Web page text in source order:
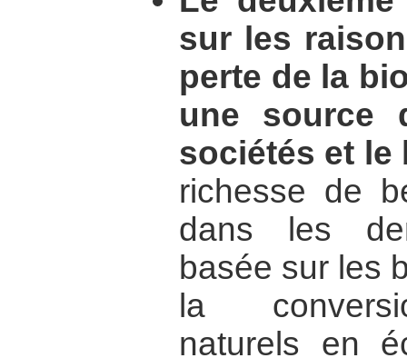
sur les
perte de la
une source
sociétés et le
richesse de
dans les
basée sur les
la
naturels en